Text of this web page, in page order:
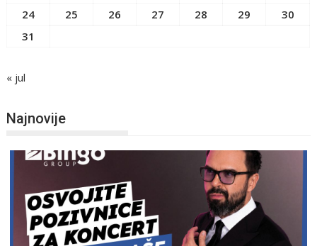
24
25 26 27 28 29
30
31
« jul
Najnovije